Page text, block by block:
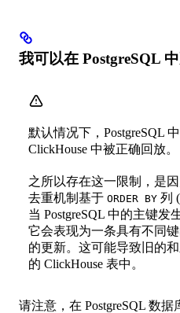
我可以在 PostgreSQL
默认情况下，PostgreSQL
ClickHouse 中被正确回放。
之所以存在这一限制，是
去重机制基于 ORDER BY 列
当 PostgreSQL 中的主键发
它会表现为一条具有不同
的更新。这可能导致旧的
的 ClickHouse 表中。
请注意，在 PostgreSQL 数